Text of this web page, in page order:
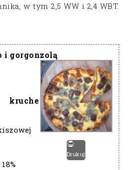
w tym 2,5 WW i 2,4 WBT.
i gorgonzolą
Drukuj
kruche